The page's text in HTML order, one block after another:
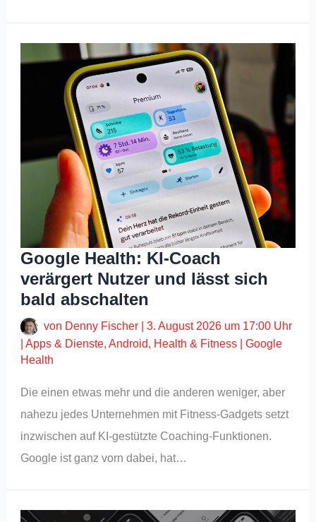
Google Health: KI-Coach
verärgert Nutzer und lässt sich
bald abschalten
von Denny Fischer |3. August 2026 um 17:00 Uhr
|Apps & Dienste,Android, Health & Fitness |Google
Health
Die einen etwas mehr und die anderen weniger, aber
nahezu jedes Unternehmen mit Fitness-Gadgets setzt
inzwischen auf KI-gestützte Coaching-Funktionen.
Google ist ganz vorn dabei, hat…